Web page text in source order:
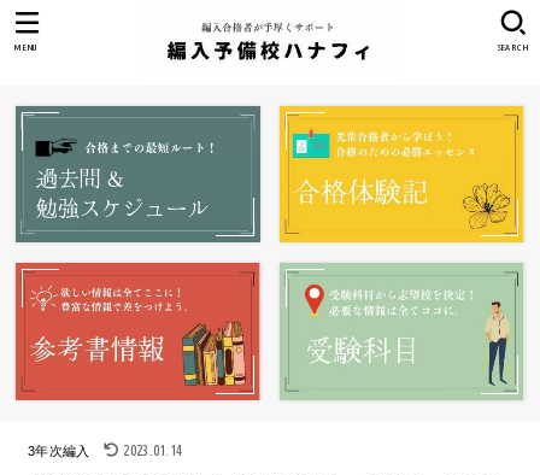
SEARCH
MENU
3年次編入 2023.01.14